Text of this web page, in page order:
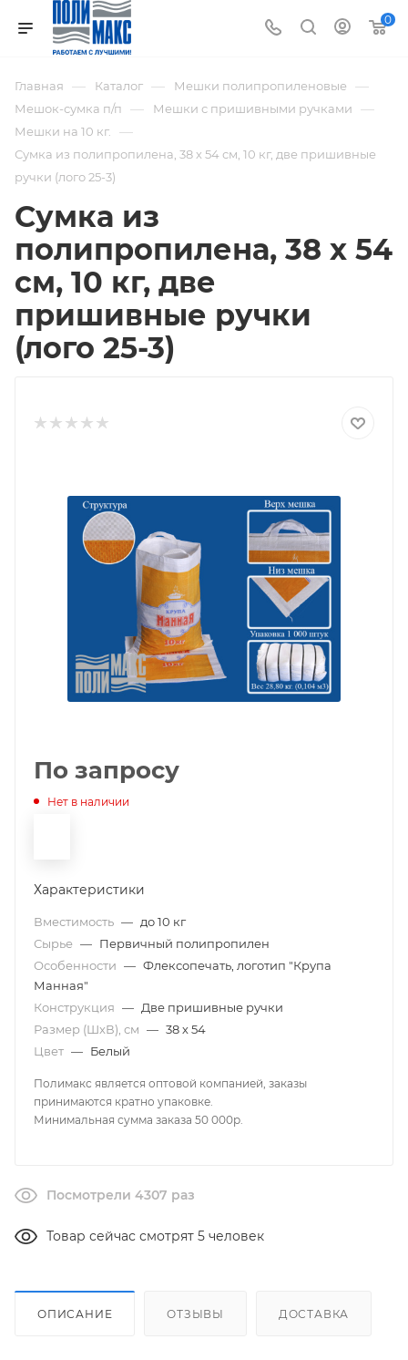
0
Главная — Каталог — Мешки полипропиленовые —
Мешок-сумка п/п — Мешки с пришивными ручками —
Мешки на 10 кг. —
Сумка из полипропилена, 38 х 54 см, 10 кг, две пришивные
ручки (лого 25-3)
Сумка из
полипропилена, 38 х 54
см, 10 кг, две
пришивные ручки
(лого 25-3)
По запросу
Нет в наличии
Характеристики
Вместимость — до 10 кг
Сырье — Первичный полипропилен
Особенности — Флексопечать, логотип "Крупа
Манная"
Конструкция — Две пришивные ручки
Размер (ШxВ), см — 38 х 54
Цвет — Белый
Полимакс является оптовой компанией, заказы
принимаются кратно упаковке.
Минимальная сумма заказа 50 000р.
Посмотрели 4307 раз
Товар сейчас смотрят 5 человек
ОПИСАНИЕ ОТЗЫВЫ ДОСТАВКА